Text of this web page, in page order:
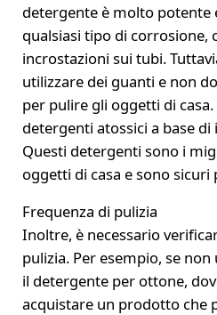
detergente è molto potente
qualsiasi tipo di corrosione,
incrostazioni sui tubi.
utilizzare dei guanti e non
per pulire gli oggetti di
detergenti atossici a base
Questi detergenti sono i
oggetti di casa e sono sicuri
Frequenza di pulizia
Inoltre, è necessario
pulizia. Per esempio, se
il detergente per ottone,
acquistare un prodotto che